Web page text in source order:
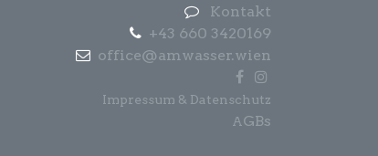
Kontakt
+43 660 3420169
office@amwasser.wien
Impressum & Datenschutz
AGBs